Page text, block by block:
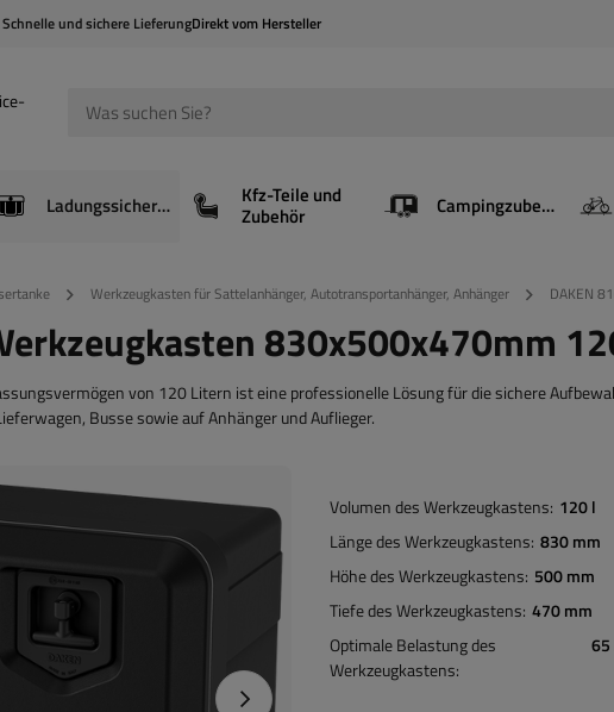
Schnelle und sichere LieferungDirekt vom Hersteller
Ladungssicherung Kfz-Teile und
Zubehör Campingzubehör
Werkzeugkasten für Sattelanhänger, Autotransportanhänger, Anhänger DAKEN
830x500x470mm
von 120 Litern ist eine professionelle Lösung für die sichere
Busse sowie auf Anhänger und Auflieger.
Nächstes Foto
Volumen des Werkzeugkastens 120 l
Länge des Werkzeugkastens 830 mm
Höhe des Werkzeugkastens 500 mm
Tiefe des Werkzeugkastens 470 mm
Optimale Belastung des
Werkzeugkastens
65